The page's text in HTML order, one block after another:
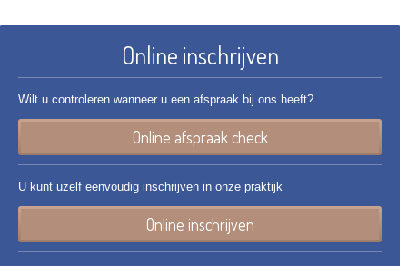
Online inschrijven
Wilt u controleren wanneer u een afspraak bij ons heeft?
Online afspraak check
U kunt uzelf eenvoudig inschrijven in onze praktijk
Online inschrijven